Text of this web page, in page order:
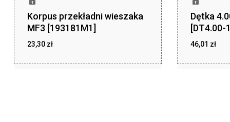
Korpus przekładni wieszaka
MF3 [193181M1]
23,30 zł
Dętka
[DT4.00-
46,01 zł